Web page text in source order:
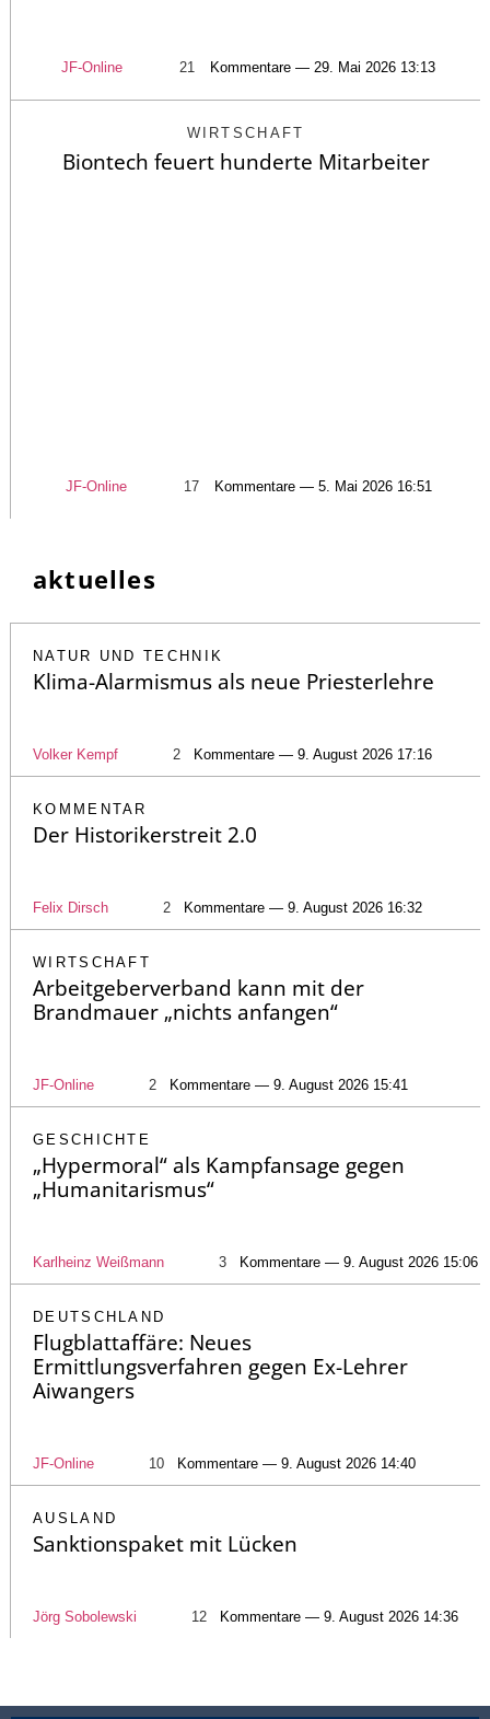
JF-Online 21 Kommentare — 29. Mai 2026 13:13
WIRTSCHAFT
Biontech feuert hunderte Mitarbeiter
JF-Online 17 Kommentare — 5. Mai 2026 16:51
aktuelles
NATUR UND TECHNIK
Klima-Alarmismus als neue Priesterlehre
Volker Kempf 2 Kommentare — 9. August 2026 17:16
KOMMENTAR
Der Historikerstreit 2.0
Felix Dirsch 2 Kommentare — 9. August 2026 16:32
WIRTSCHAFT
Arbeitgeberverband kann mit der
Brandmauer „nichts anfangen“
JF-Online 2 Kommentare — 9. August 2026 15:41
GESCHICHTE
„Hypermoral“ als Kampfansage gegen
„Humanitarismus“
Karlheinz Weißmann 3 Kommentare — 9. August 2026 15:06
DEUTSCHLAND
Flugblattaffäre: Neues
Ermittlungsverfahren gegen Ex-Lehrer
Aiwangers
JF-Online 10 Kommentare — 9. August 2026 14:40
AUSLAND
Sanktionspaket mit Lücken
Jörg Sobolewski 12 Kommentare — 9. August 2026 14:36